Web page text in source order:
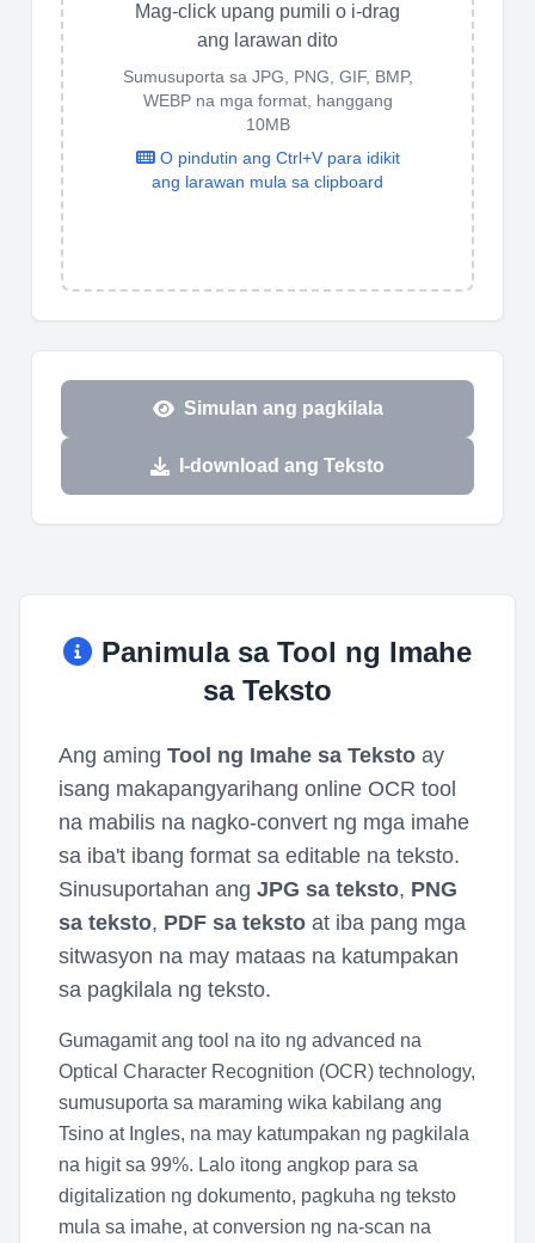
Mag-click upang pumili o i-drag
ang larawan dito
Sumusuporta sa JPG, PNG, GIF, BMP,
WEBP na mga format, hanggang
10MB
O pindutin ang Ctrl+V para idikit
ang larawan mula sa clipboard
Simulan ang pagkilala
I-download ang Teksto
Panimula sa Tool ng Imahe
sa Teksto
Ang aming Tool ng Imahe sa Teksto ay
isang makapangyarihang online OCR tool
na mabilis na nagko-convert ng mga imahe
sa iba't ibang format sa editable na teksto.
Sinusuportahan ang JPG sa teksto, PNG
sa teksto, PDF sa teksto at iba pang mga
sitwasyon na may mataas na katumpakan
sa pagkilala ng teksto.
Gumagamit ang tool na ito ng advanced na
Optical Character Recognition (OCR) technology,
sumusuporta sa maraming wika kabilang ang
Tsino at Ingles, na may katumpakan ng pagkilala
na higit sa 99%. Lalo itong angkop para sa
digitalization ng dokumento, pagkuha ng teksto
mula sa imahe, at conversion ng na-scan na